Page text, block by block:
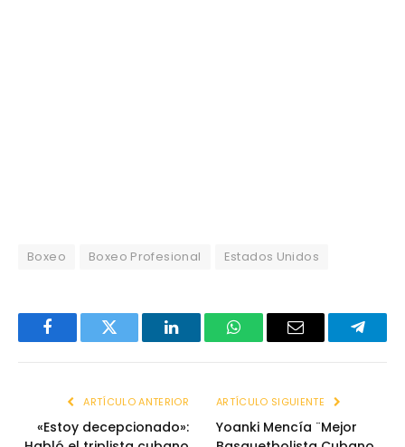
Boxeo Boxeo Profesional Estados Unidos
FacebookTwitter LinkedInWhatsAppEmail
ARTÍCULO ANTERIOR
«Estoy decepcionado»:
ARTÍCULO SIGUIENTE
Yoanki Mencía ¨Mejor